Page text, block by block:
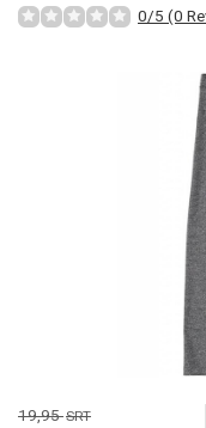
0/5 (0
19,95SRT